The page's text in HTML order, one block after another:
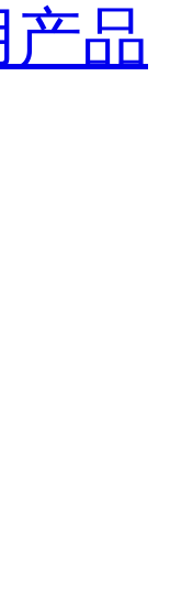
品